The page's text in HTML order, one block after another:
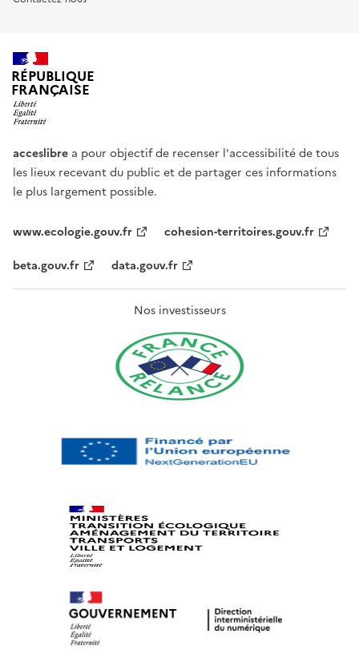
RÉPUBLIQUE
FRANÇAISE
acceslibre a pour objectif de recenser l'accessibilité de tous
les lieux recevant du public et de partager ces informations
le plus largement possible.
www.ecologie.gouv.fr
cohesion-territoires.gouv.fr
beta.gouv.fr
data.gouv.fr
Nos investisseurs